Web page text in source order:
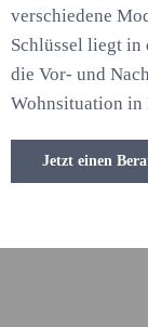
verschiedene
Schlüssel liegt in
die Vor- und
Wohnsituation in
Jetzt einen